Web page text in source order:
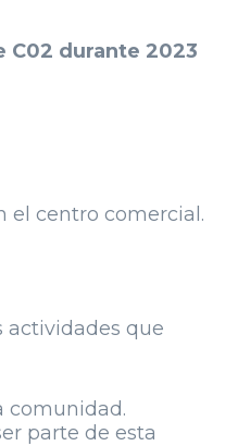
C02 durante 2023
el centro comercial.
actividades que
comunidad.
parte de esta